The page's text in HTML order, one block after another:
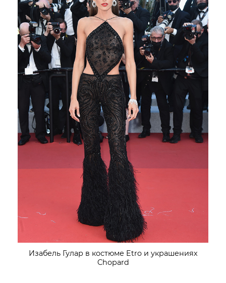
Изабель Гулар в костюме Etro и украшениях
Chopard